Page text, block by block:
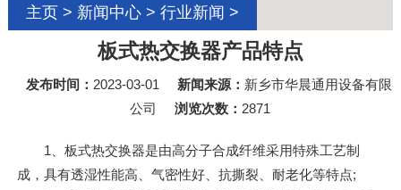
主页 > 新闻中心> 行业新闻 >
板式热交换器产品特点
发布时间： 2023-03-01 新闻来源： 新乡市华晨通用设备有限
公司
浏览次数： 2871
1、板式热交换器是由高分子合成纤维采用特殊工艺制
成，具有透湿性能高、气密性好、抗撕裂、耐老化等特点;